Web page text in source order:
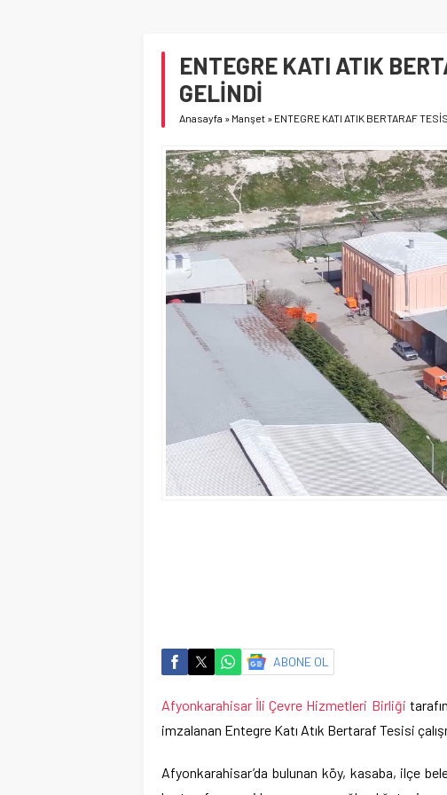
ENTEGRE KATI ATIK
GELİNDİ
Anasayfa » Manşet » ENTEGRE KATI ATIK BERTARAF
ABONE OL
Afyonkarahisar İli Çevre Hizmetleri Birliği
imzalanan Entegre Katı Atık Bertaraf Tesisi
Afyonkarahisar’da bulunan köy, kasaba, ilçe